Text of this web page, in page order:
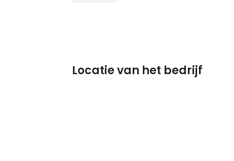
Locatie van het bedrijf